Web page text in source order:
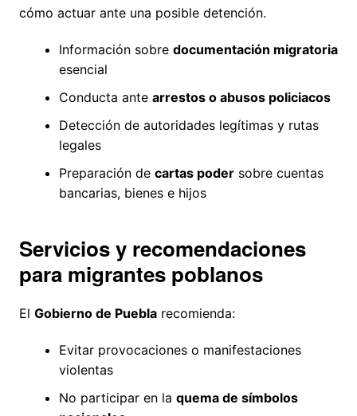
cómo actuar ante una posible detención.
Información sobre documentación migratoria
esencial
Conducta ante arrestos o abusos policiacos
Detección de autoridades legítimas y rutas
legales
Preparación de cartas podersobre cuentas
bancarias, bienes e hijos
Servicios y recomendaciones
para migrantes poblanos
El Gobierno de Pueblarecomienda:
Evitar provocaciones o manifestaciones
violentas
No participar en la quema de símbolos